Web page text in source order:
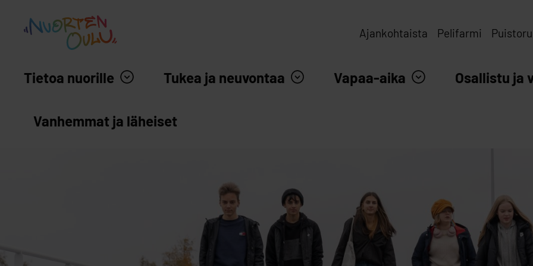
Nuortenoulu.fi etusivu
Ajankohtaista Pelifarmi
Tietoa nuorille Tukea ja neuvontaa Vapaa-aika Osallistu ja
Vanhemmat ja läheiset